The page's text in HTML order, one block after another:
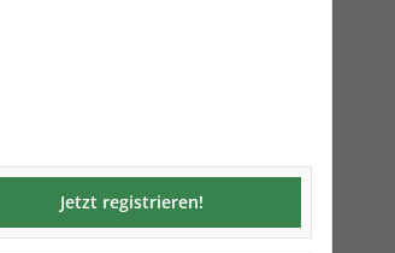
Jetzt registrieren!